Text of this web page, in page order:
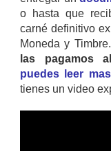
o hasta que
carné definitivo
Moneda y Timbre.
las pagamos
puedes leer
tienes un video